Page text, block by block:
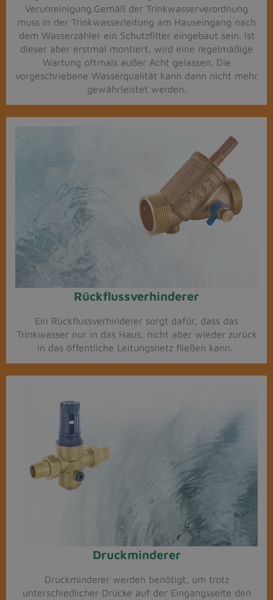
Verunreinigung.Gemäß der Trinkwasserverordnung
muss in der Trinkwasserleitung am Hauseingang nach
dem Wasserzähler ein Schutzfilter eingebaut sein. Ist
dieser aber erstmal montiert, wird eine regelmäßige
Wartung oftmals außer Acht gelassen. Die
vorgeschriebene Wasserqualität kann dann nicht mehr
gewährleistet werden.
Rückflussverhinderer​
Ein Rückflussverhinderer sorgt dafür, dass das
Trinkwasser nur in das Haus, nicht aber wieder zurück
in das öffentliche Leitungsnetz fließen kann.
Druckminderer​
Druckminderer werden benötigt, um trotz
unterschiedlicher Drücke auf der Eingangsseite den